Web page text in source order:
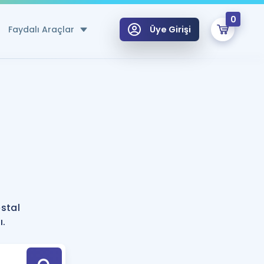
Faydalı Araçlar
Hesaplama Aracı
için Öneriler
Tek Takvimde
Üye Girişi
0
Hoca ile seni sınava hazırlayacak onlarca eğitim seni bekliyor!